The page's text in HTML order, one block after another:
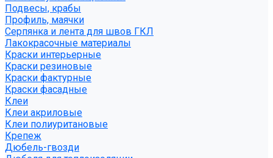
Подвесы, крабы
Профиль, маячки
Серпянка и лента для швов ГКЛ
Лакокрасочные материалы
Краски интерьерные
Краски резиновые
Краски фактурные
Краски фасадные
Клеи
Клеи акриловые
Клеи полиуритановые
Крепеж
Дюбель-гвозди